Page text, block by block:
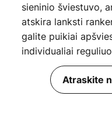
sieninio šviestuvo,
atskira lanksti
galite puikiai
individualiai
Atraskite